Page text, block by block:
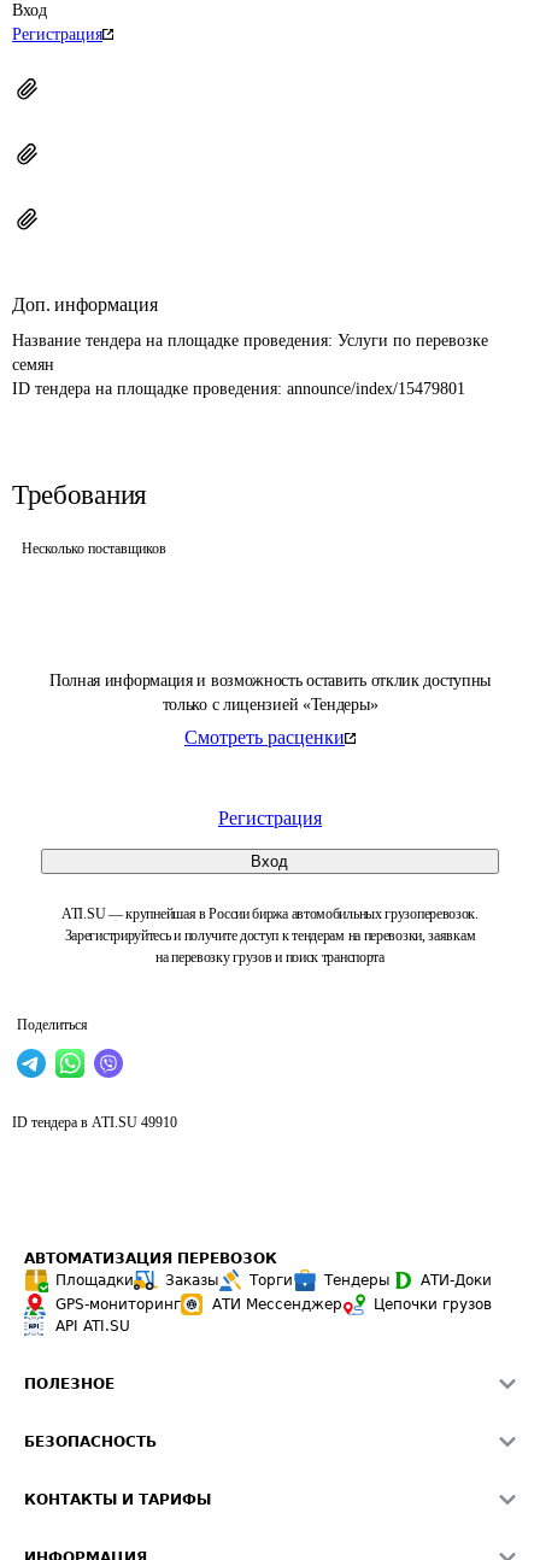
Полная информация и возможность оставить отклик доступны
только с лицензией «Тендеры»
Смотреть расценки
Регистрация
Вход
ATI.SU — крупнейшая в России биржа автомобильных грузоперевозок.
Зарегистрируйтесь и получите доступ к тендерам на перевозки, заявкам
на перевозку грузов и поиск транспорта
Поделиться
Вход
Регистрация
Доп. информация
Название тендера на площадке проведения: Услуги по перевозке
семян
ID тендера на площадке проведения: announce/index/15479801
Требования
Несколько поставщиков
ID тендера в ATI.SU 49910
АВТОМАТИЗАЦИЯ ПЕРЕВОЗОК
Площадки
Заказы Торги Тендеры
АТИ-Доки
GPS-мониторинг
АТИ Мессенджер
Цепочки грузов
API ATI.SU
ПОЛЕЗНОЕ
Звезды ATI.SU на вашем сайте
БЕЗОПАСНОСТЬ
Светофор+
КОНТАКТЫ И ТАРИФЫ